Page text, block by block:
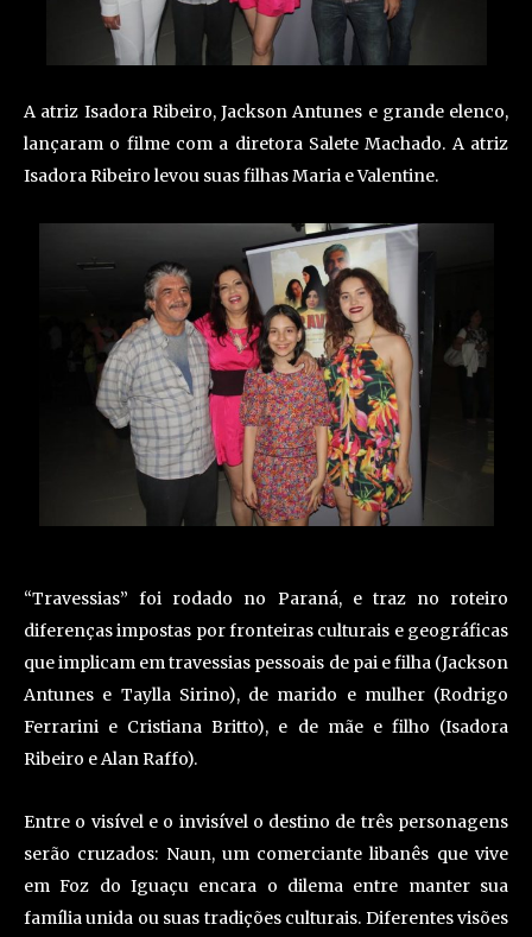
A atriz Isadora Ribeiro, Jackson Antunes e grande elenco,
lançaram o filme com a diretora Salete Machado. A atriz
Isadora Ribeiro levou suas filhas Maria e Valentine.
“Travessias” foi rodado no Paraná, e traz no roteiro
diferenças impostas por fronteiras culturais e geográficas
que implicam em travessias pessoais de pai e filha (Jackson
Antunes e Taylla Sirino), de marido e mulher (Rodrigo
Ferrarini e Cristiana Britto), e de mãe e filho (Isadora
Ribeiro e Alan Raffo).
Entre o visível e o invisível o destino de três personagens
serão cruzados: Naun, um comerciante libanês que vive
em Foz do Iguaçu encara o dilema entre manter sua
família unida ou suas tradições culturais. Diferentes visões